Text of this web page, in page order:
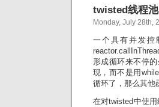
twisted线程
Monday, July 28th,
一个具有并发控
形成循环来不停
现，而不是用
循环了，那么其他
在对twisted中使